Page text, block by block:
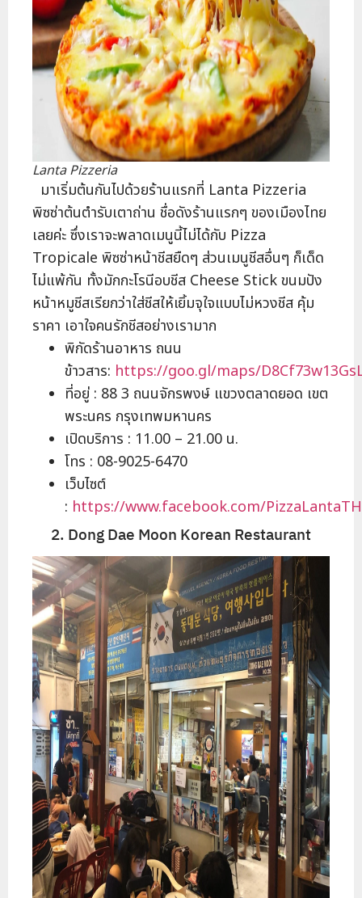
Lanta Pizzeria
มาเริ่มต้นกันไปด้วยร้านแรกที่ Lanta Pizzeria
พิซซ่าต้นตำรับเตาถ่าน ชื่อดังร้านแรกๆ ของเมืองไทย
เลยค่ะ ซึ่งเราจะพลาดเมนูนี้ไม่ได้กับ Pizza
Tropicale พิซซ่าหน้าชีสยืดๆ ส่วนเมนูชีสอื่นๆ ก็เด็ด
ไม่แพ้กัน ทั้งมักกะโรนีอบชีส Cheese Stick ขนมปัง
หน้าหมูชีสเรียกว่าใส่ชีสให้เยิ้มจุใจแบบไม่หวงชีส คุ้ม
ราคา เอาใจคนรักชีสอย่างเรามาก
พิกัดร้านอาหาร ถนน
ข้าวสาร: https://goo.gl/maps/
ที่อยู่ : 88 3 ถนนจักรพงษ์ แขวงตลาดยอด เขต
พระนคร กรุงเทพมหานคร
เปิดบริการ : 11.00 – 21.00 น.
โทร : 08-9025-6470
เว็บไซต์
: https://www.facebook.com/
2. Dong Dae Moon Korean Restaurant